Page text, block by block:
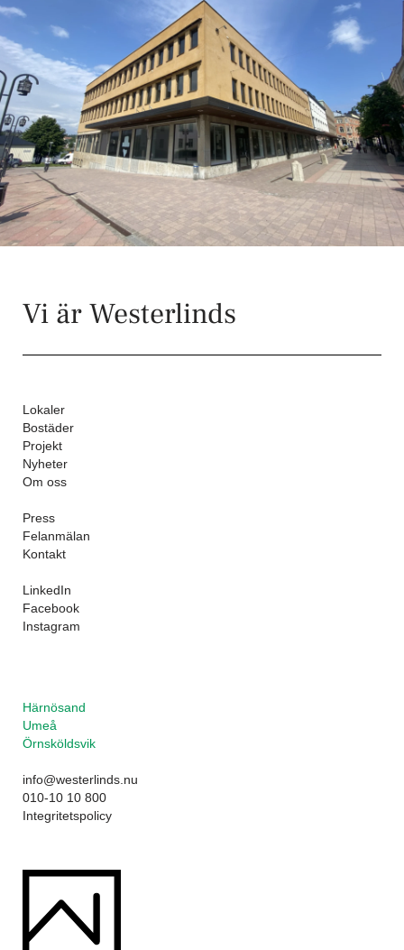
Vi är Westerlinds
Lokaler
Bostäder
Projekt
Nyheter
Om oss
Press
Felanmälan
Kontakt
LinkedIn
Facebook
Instagram
Härnösand
Umeå
Örnsköldsvik
info@westerlinds.nu
010-10 10 800
Integritetspolicy